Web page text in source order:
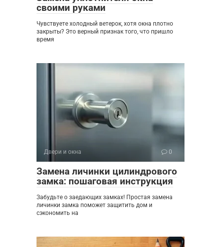
своими руками
Чувствуете холодный ветерок, хотя окна плотно
закрыты? Это верный признак того, что пришло
время
Двери и окна 0
Замена личинки цилиндрового
замка: пошаговая инструкция
Забудьте о заедающих замках! Простая замена
личинки замка поможет защитить дом и
сэкономить на